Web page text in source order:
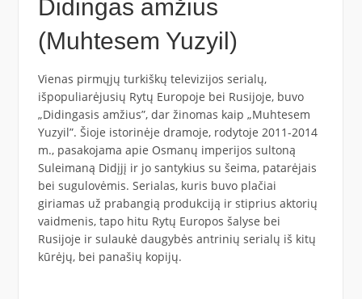
Didingas amžius
(Muhtesem Yuzyil)
Vienas pirmųjų turkiškų televizijos serialų,
išpopuliarėjusių Rytų Europoje bei Rusijoje, buvo
„Didingasis amžius”, dar žinomas kaip „Muhtesem
Yuzyil”. Šioje istorinėje dramoje, rodytoje 2011-2014
m., pasakojama apie Osmanų imperijos sultoną
Suleimaną Didįjį ir jo santykius su šeima, patarėjais
bei sugulovėmis. Serialas, kuris buvo plačiai
giriamas už prabangią produkciją ir stiprius aktorių
vaidmenis, tapo hitu Rytų Europos šalyse bei
Rusijoje ir sulaukė daugybės antrinių serialų iš kitų
kūrėjų, bei panašių kopijų.